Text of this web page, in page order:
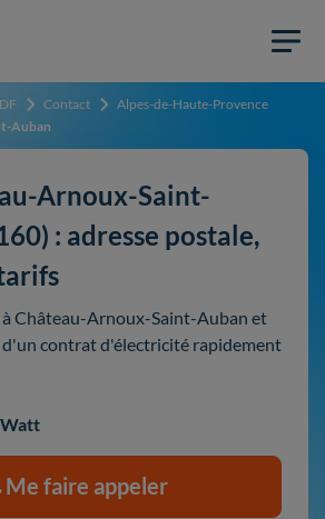
Contact
Alpes-de-Haute-Provence
Auban
Arnoux-Saint-
: adresse postale,
à Château-Arnoux-Saint-Auban et
d'un contrat d'électricité rapidement
Me faire appeler